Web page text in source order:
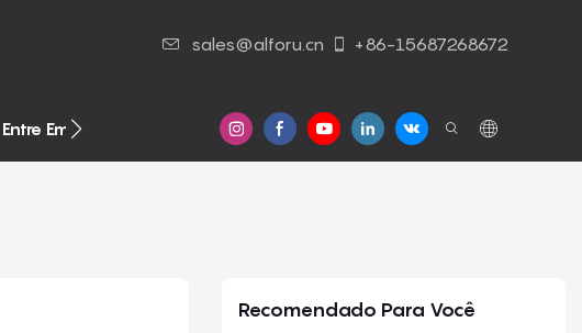
sales@alforu.cn +86-15687268672
Entre Em Contato Conosco
Recomendado Para Você